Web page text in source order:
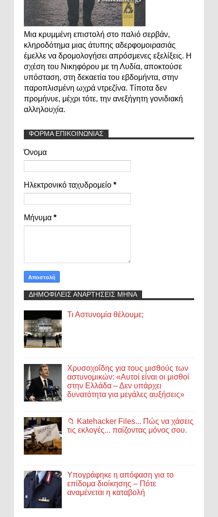
Μια κρυμμένη επιστολή στο παλιό σερβάν,
κληροδότημα μιας άτυπης αδερφομοιρασιάς
έμελλε να δρομολογήσει απρόσμενες εξελίξεις. Η
σχέση του Νικηφόρου με τη Λυδία, αποκτούσε
υπόσταση, στη δεκαετία του εβδομήντα, στην
παροπλισμένη ωχρά ντρεζίνα. Τίποτα δεν
προμήνυε, μέχρι τότε, την ανεξήγητη γονιδιακή
αλληλουχία.
ΦΟΡΜΑ ΕΠΙΚΟΙΝΩΝΙΑΣ
Όνομα
Ηλεκτρονικό ταχυδρομείο *
Μήνυμα *
ΔΗΜΟΦΙΛΕΙΣ ΑΝΑΡΤΗΣΕΙΣ ΜΗΝΑ
Τι Αστυνομία θέλουμε;
Χρυσοχοΐδης για τους μισθούς των
αστυνομικών: «Αυτοί είναι οι μισθοί
στην Ελλάδα – Δεν υπάρχει
δυνατότητα για μεγάλες αυξήσεις»
📁 Katehacker Files... Πώς να χάσεις
τις εκλογές... παίζοντας μόνος σου.
Υπογράφηκε η απόφαση για το
επίδομα διοίκησης – Πότε
αναμένεται η καταβολή